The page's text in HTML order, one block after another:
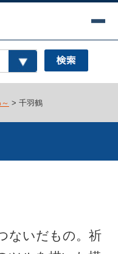
> 千羽鶴
ないだもの。祈